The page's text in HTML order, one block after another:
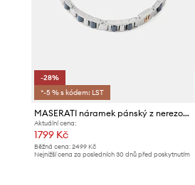
-28%
*-5 % s kódem: LST
MASERATI náramek pánský z nerezové oceli CERAMIC
Aktuální cena:
1799 Kč
Běžná cena: 2499 Kč
Nejnižší cena za posledních 30 dnů před poskytnutím